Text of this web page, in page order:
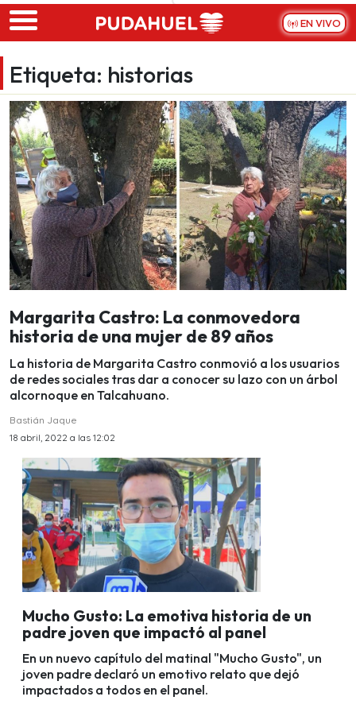
Skip to main content
EN VIVO
Etiqueta: historias
Margarita Castro: La conmovedora
historia de una mujer de 89 años
La historia de Margarita Castro conmovió a los usuarios
de redes sociales tras dar a conocer su lazo con un árbol
alcornoque en Talcahuano.
Bastián Jaque
18 abril, 2022 a las 12:02
Mucho Gusto: La emotiva historia de un
padre joven que impactó al panel
En un nuevo capítulo del matinal "Mucho Gusto", un
joven padre declaró un emotivo relato que dejó
impactados a todos en el panel.